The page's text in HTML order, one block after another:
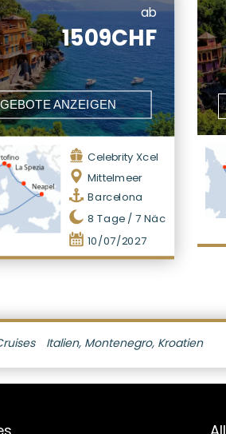
ab
1509CHF
ANZEIGEN
Celebrity Xcel
Mittelmeer
Barcelona
8 Tage /7 Nächte
10/07/2027
Italien, Montenegro, Kroatien